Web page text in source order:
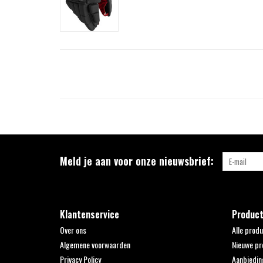
Meld je aan voor onze nieuwsbrief:
Klantenservice
Over ons
Algemene voorwaarden
Privacy Policy
Alle
Nieuwe